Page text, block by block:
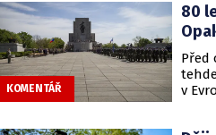
KOMENTÁŘ
80
Před
v